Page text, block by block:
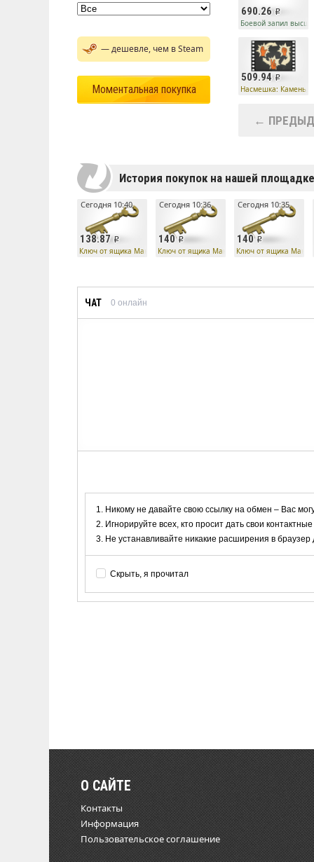
— дешевле, чем в Steam
Моментальная покупка
690.26
Боевой запил
509.94
Насмешка: Камень,
←
История покупок на нашей площадке
138.87
Сегодня 10:40
Ключ от ящика Манн Ко
140
Сегодня 10:36
Ключ от ящика Манн Ко
140
Сегодня 10:35
Ключ от ящика Манн
ЧАТ 0 онлайн
Никому не давайте свою ссылку на обмен – Вас
Игнорируйте всех, кто просит дать свои
Не устанавливайте никакие расширения в
Скрыть, я прочитал
О САЙТЕ
Контакты
Информация
Пользовательское соглашение